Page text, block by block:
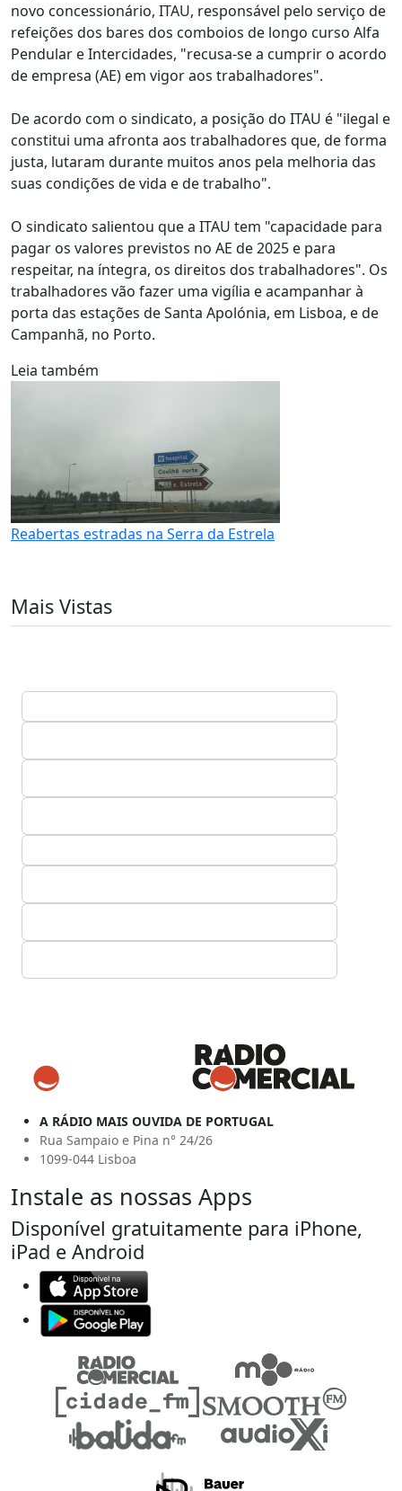
novo concessionário, ITAU, responsável pelo serviço de
refeições dos bares dos comboios de longo curso Alfa
Pendular e Intercidades, "recusa-se a cumprir o acordo
de empresa (AE) em vigor aos trabalhadores".
De acordo com o sindicato, a posição do ITAU é "ilegal e
constitui uma afronta aos trabalhadores que, de forma
justa, lutaram durante muitos anos pela melhoria das
suas condições de vida e de trabalho".
O sindicato salientou que a ITAU tem "capacidade para
pagar os valores previstos no AE de 2025 e para
respeitar, na íntegra, os direitos dos trabalhadores". Os
trabalhadores vão fazer uma vigília e acampanhar à
porta das estações de Santa Apolónia, em Lisboa, e de
Campanhã, no Porto.
Leia também
Reabertas estradas na Serra da Estrela
Mais Vistas
A RÁDIO MAIS OUVIDA DE PORTUGAL
Rua Sampaio e Pina n° 24/26
1099-044 Lisboa
Instale as nossas Apps
Disponível gratuitamente para iPhone,
iPad e Android